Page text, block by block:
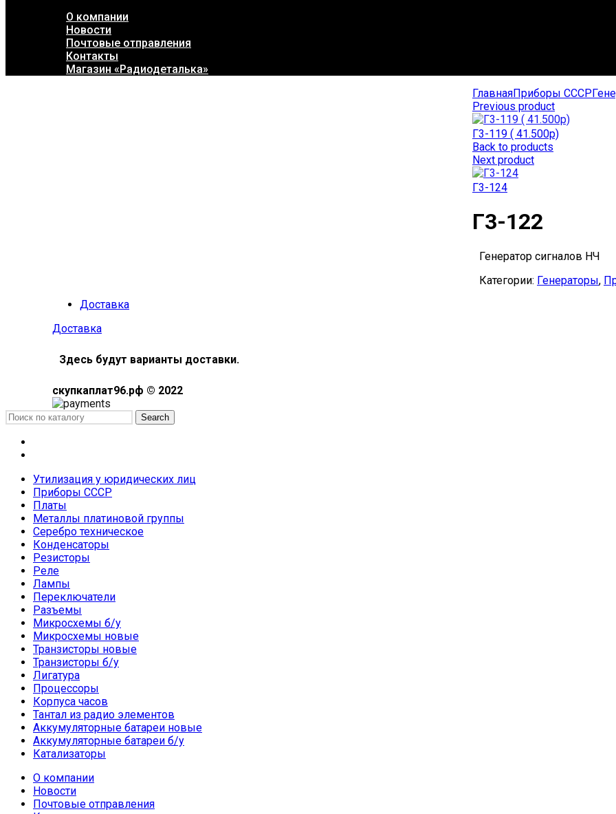
О компании
Новости
Почтовые отправления
Контакты
Магазин «Радиодеталька»
ГлавнаяПриборы СССР
Previous product
Г3-119 ( 41.500р)
Back to products
Next product
Г3-124
Г3-122
Генератор сигналов НЧ
Категории: Генераторы,
Доставка
Доставка
Здесь будут варианты доставки.
скупкаплат96.рф © 2022
Search
Утилизация у юридических лиц
Приборы СССР
Платы
Металлы платиновой группы
Серебро техническое
Конденсаторы
Резисторы
Реле
Лампы
Переключатели
Разъемы
Микросхемы б/у
Микросхемы новые
Транзисторы новые
Транзисторы б/у
Лигатура
Процессоры
Корпуса часов
Тантал из радио элементов
Аккумуляторные батареи новые
Аккумуляторные батареи б/у
Катализаторы
О компании
Новости
Почтовые отправления